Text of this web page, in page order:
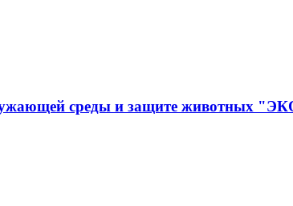
среды и защите животных